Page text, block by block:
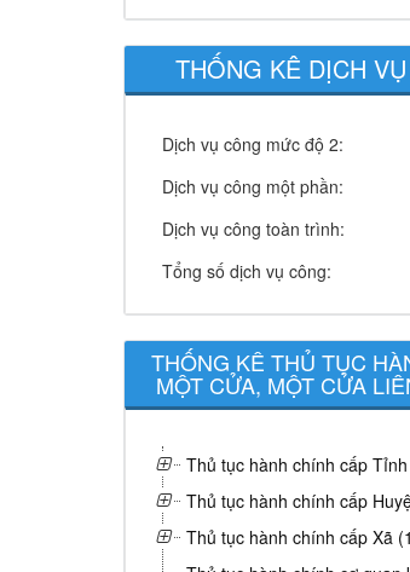
THỐNG KÊ DỊCH
Dịch vụ công mức độ 2:
Dịch vụ công một phần:
Dịch vụ công toàn trình:
Tổng số dịch vụ công:
THỐNG KÊ THỦ TỤC
MỘT CỬA, MỘT CỬA
Thủ tục hành chính cấp
Thủ tục hành chính cấp
Thủ tục hành chính cấp Xã